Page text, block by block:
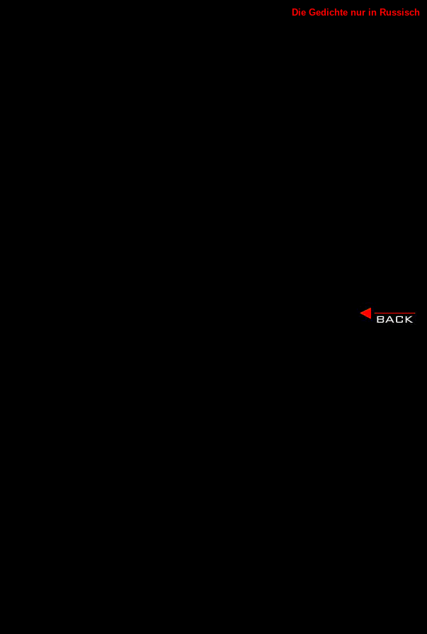
Die Gedichte nur in Russisch